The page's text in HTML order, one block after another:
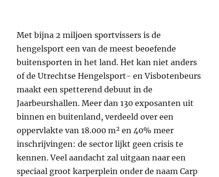
Met bijna 2 miljoen sportvissers is de
hengelsport een van de meest beoefende
buitensporten in het land. Het kan niet anders
of de Utrechtse Hengelsport- en Visbotenbeurs
maakt een spetterend debuut in de
Jaarbeurshallen. Meer dan 130 exposanten uit
binnen en buitenland, verdeeld over een
oppervlakte van 18.000 m² en 40% meer
inschrijvingen: de sector lijkt geen crisis te
kennen. Veel aandacht zal uitgaan naar een
speciaal groot karperplein onder de naam Carp